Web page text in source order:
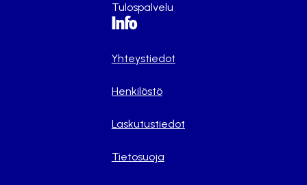
Tulospalvelu
Info
Yhteystiedot
Henkilöstö
Laskutustiedot
Tietosuoja